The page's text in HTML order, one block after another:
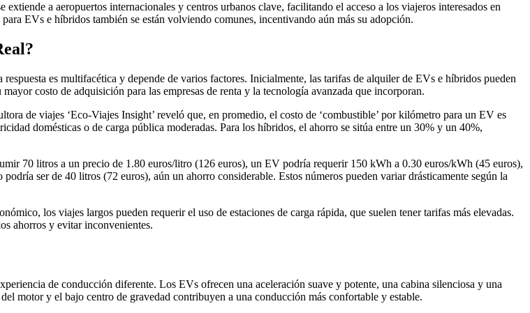
a aeropuertos internacionales y centros urbanos clave, facilitando el acceso a los viajeros interesados en
EVs e híbridos también se están volviendo comunes, incentivando aún más su adopción.
es multifacética y depende de varios factores. Inicialmente, las tarifas de alquiler de EVs e híbridos pueden
costo de adquisición para las empresas de renta y la tecnología avanzada que incorporan.
de viajes ‘Eco-Viajes Insight’ reveló que, en promedio, el costo de ‘combustible’ por kilómetro para un EV es
domésticas o de carga pública moderadas. Para los híbridos, el ahorro se sitúa entre un 30% y un 40%,
70 litros a un precio de 1.80 euros/litro (126 euros), un EV podría requerir 150 kWh a 0.30 euros/kWh (45 euros),
ser de 40 litros (72 euros), aún un ahorro considerable. Estos números pueden variar drásticamente según la
los viajes largos pueden requerir el uso de estaciones de carga rápida, que suelen tener tarifas más elevadas.
ahorros y evitar inconvenientes.
de conducción diferente. Los EVs ofrecen una aceleración suave y potente, una cabina silenciosa y una
motor y el bajo centro de gravedad contribuyen a una conducción más confortable y estable.